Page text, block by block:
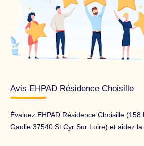
Avis EHPAD Résidence Choisille
Évaluez EHPAD Résidence Choisille
Gaulle 37540 St Cyr Sur Loire) et aidez